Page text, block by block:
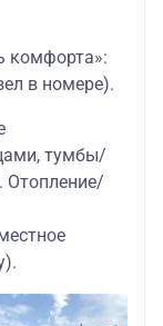
комфорта»:
в номере).
тумбы/
Отопление/